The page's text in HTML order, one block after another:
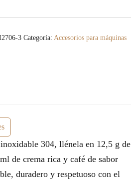
3 Categoría: Accesorios para máquinas
304, llénela en 12,5 g de
de crema rica y café de sabor
duradero y respetuoso con el